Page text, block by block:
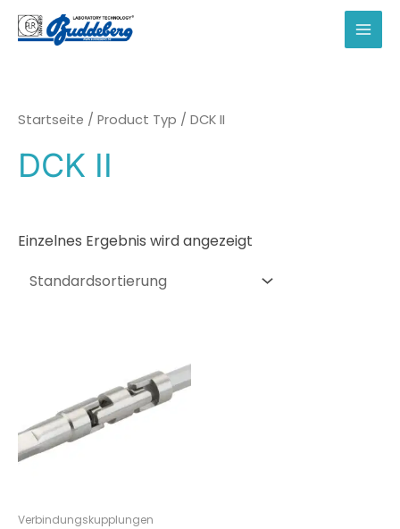
Zum
Inhalt
springen
Startseite / Product Typ / DCK II
DCK II
Einzelnes Ergebnis wird angezeigt
Verbindungskupplungen